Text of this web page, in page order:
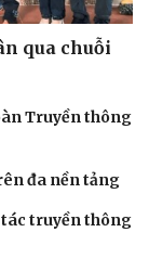
qua chuỗi
Truyền thông
đa nền tảng
tác truyền thông